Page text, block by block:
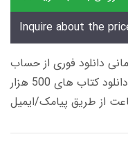
Inquire about the
های 600 هزار تومانی دانلود فوری از حساب
کاربری می باشد، و زمان تحویل لینک دانلود کتاب های 500 هزار